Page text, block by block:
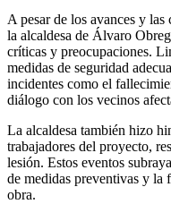
A pesar de los avances y
la alcaldesa de Álvaro
críticas y preocupaciones.
medidas de seguridad
incidentes como el
diálogo con los vecinos
La alcaldesa también hizo
trabajadores del proyecto,
lesión. Estos eventos
de medidas preventivas y la
obra.